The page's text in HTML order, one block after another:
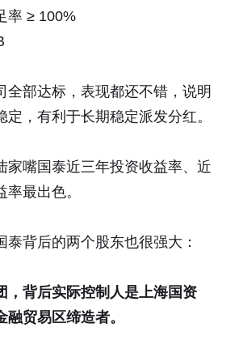
率 ≥ 100%
全部达标，表现都还不错，说明
，有利于长期稳定派发分红。
家嘴国泰近三年投资收益率、近
最出色。
泰背后的两个股东也很强大：
，背后实际控制人是上海国资
贸易区缔造者。